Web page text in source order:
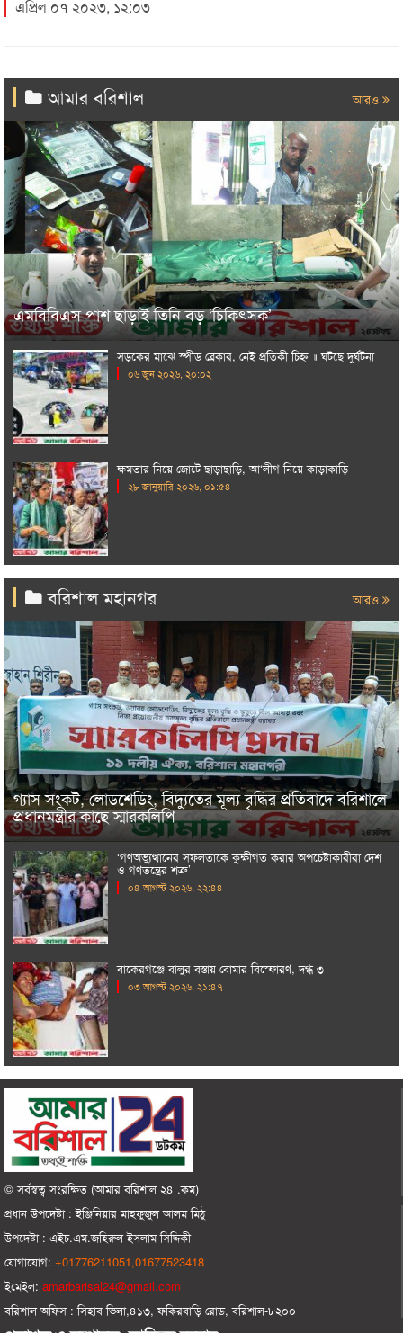
এপ্রিল ০৭ ২০২৩, ১২:০৩
আমার বরিশাল আরও
এমবিবিএস পাশ ছাড়াই তিনি বড় ‘চিকিৎসক’
সড়কের মাঝে স্পীড ব্রেকার, নেই প্রতিকী চিহ্ন ॥ ঘটছে দুর্ঘটনা
০৬ জুন ২০২৬, ২০:০২
ক্ষমতার নিয়ে জোটে ছাড়াছাড়ি, আ‘লীগ নিয়ে কাড়াকাড়ি
২৮ জানুয়ারি ২০২৬, ০১:৫৪
বরিশাল মহানগর আরও
গ্যাস সংকট, লোডশেডিং, বিদ্যুতের মূল্য বৃদ্ধির প্রতিবাদে বরিশালে
প্রধানমন্ত্রীর কাছে স্মারকলিপি
‘গণঅভ্যুত্থানের সফলতাকে কুক্ষীগত করার অপচেষ্টাকারীরা দেশ
ও গণতন্ত্রের শত্রু’
০৪ আগস্ট ২০২৬, ২২:৪৪
বাকেরগঞ্জে বালুর বস্তায় বোমার বিস্ফোরণ, দগ্ধ ৩
০৩ আগস্ট ২০২৬, ২১:৪৭
© সর্বস্বত্ব সংরক্ষিত (আমার বরিশাল ২৪ .কম)
প্রধান ‍উপদেষ্টা : ‍ইঞ্জিনিয়ার মাহফুজুল আলম মিঠু
উপদেষ্টা : এইচ.এম.জহিরুল ইসলাম সিদ্দিকী
যোগাযোগ: +01776211051,01677523418
ইমেইল: amarbarisal24@gmail.com
বরিশাল অফিস : সিহাব ভিলা,৪১৩, ফকিরবাড়ি রোড, বরিশাল-৮২০০